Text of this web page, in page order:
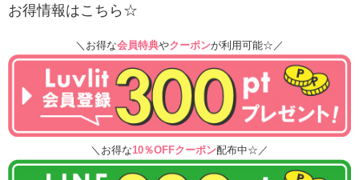
お得情報はこちら☆
＼お得な会員特典やクーポンが利用可能☆／
＼お得な10％OFFクーポン配布中☆／